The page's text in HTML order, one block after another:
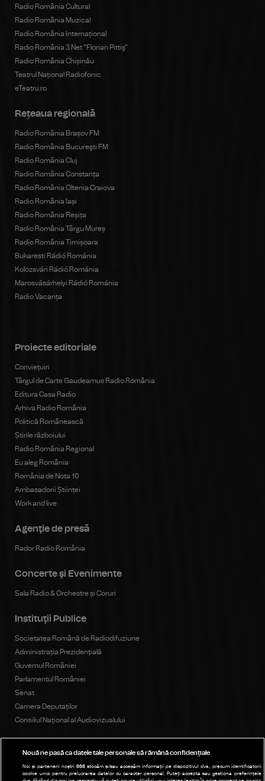
Radio România Cultural
Radio România Muzical
Radio România Internațional
Radio România 3 Net "Florian Pittiş"
Radio România Chișinău
Teatrul Național Radiofonic
eTeatru.ro
Rețeaua regională
Radio România Brașov FM
Radio România Bucureşti FM
Radio România Cluj
Radio România Constanța
Radio România Oltenia Craiova
Radio România Iași
Radio România Reșița
Radio România Târgu Mureș
Radio România Timișoara
Bukaresti Rádió Románia
Kolozsvári Rádió Románia
Marosvásárhelyi Rádió Románia
Radio Vacanța
Proiecte editoriale
Conviețuiri
Târgul de Carte Gaudeamus Radio România
Editura Casa Radio
Arhiva Radio România
Politică Românească
Știrile războiului
Radio România Regional
Eu aleg România
România de Nota 10
Ambasadorii Științei
Work and live
Agenţie de presă
Rador Radio România
Concerte şi Evenimente
Sala Radio & Orchestre și Coruri
Instituţii Publice
Societatea Română de Radiodifuziune
Administrația Prezidențială
Guvernul României
Parlamentul României
Senat
Camera Deputaților
Consiliul Național al Audiovizualului
Parteneri
Nouă ne pasă ca datele tale personale să rămână confidențiale
Noi și partenerii noștri668 stocăm și/sau accesăm informații pe dispozitivul dvs., precum identificatorii
cookie unici pentru prelucrarea datelor cu caracter personal. Puteți accepta sau gestiona preferințele